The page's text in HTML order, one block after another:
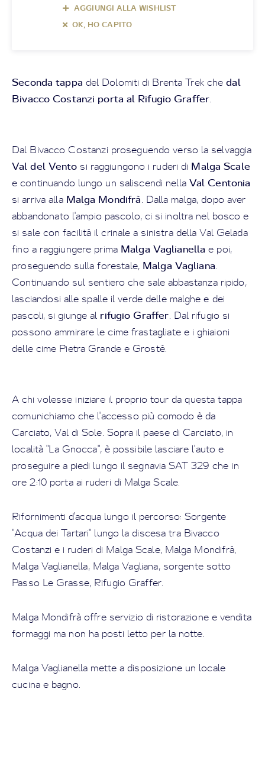
AGGIUNGI ALLA WISHLIST
OK, HO CAPITO
Seconda tappa del Dolomiti di Brenta Trek chedal
Bivacco Costanzi porta al Rifugio Graffer.
Dal Bivacco Costanzi proseguendo verso la selvaggia
Val del Vento si raggiungono i ruderi di Malga Scale
e continuando lungo un saliscendi nella Val Centonia
si arriva alla Malga Mondifrà. Dalla malga, dopo aver
abbandonato l'ampio pascolo, ci si inoltra nel bosco e
si sale con facilità il crinale a sinistra della Val Gelada
fino a raggiungere prima Malga Vaglianella e poi,
proseguendo sulla forestale, Malga Vagliana.
Continuando sul sentiero che sale abbastanza ripido,
lasciandosi alle spalle il verde delle malghe e dei
pascoli, si giunge al rifugio Graffer. Dal rifugio si
possono ammirare le cime frastagliate e i ghiaioni
delle cime Pietra Grande e Grostè.
A chi volesse iniziare il proprio tour da questa tappa
comunichiamo che l'accesso più comodo è da
Carciato, Val di Sole. Sopra il paese di Carciato, in
località "La Gnocca", è possibile lasciare l'auto e
proseguire a piedi lungo il segnavia SAT 329 che in
ore 2:10 porta ai ruderi di Malga Scale.
Rifornimenti d'acqua lungo il percorso: Sorgente
"Acqua dei Tartari" lungo la discesa tra Bivacco
Costanzi e i ruderi di Malga Scale, Malga Mondifrà,
Malga Vaglianella, Malga Vagliana, sorgente sotto
Passo Le Grasse, Rifugio Graffer.
Malga Mondifrà offre servizio di ristorazione e vendita
formaggi ma non ha posti letto per la notte.
Malga Vaglianella mette a disposizione un locale
cucina e bagno.